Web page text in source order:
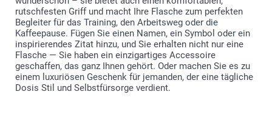
rutschfesten Griff und macht Ihre Flasche zum perfekten
Begleiter für das Training, den Arbeitsweg oder die
Kaffeepause. Fügen Sie einen Namen, ein Symbol oder ein
inspirierendes Zitat hinzu, und Sie erhalten nicht nur eine
Flasche — Sie haben ein einzigartiges Accessoire
geschaffen, das ganz Ihnen gehört. Oder machen Sie es zu
einem luxuriösen Geschenk für jemanden, der eine tägliche
Dosis Stil und Selbstfürsorge verdient.